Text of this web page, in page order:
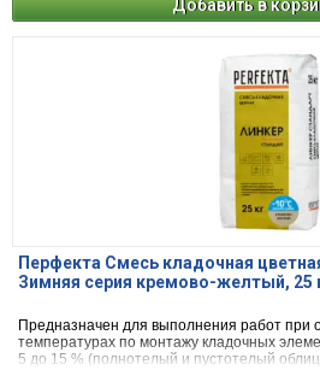
Добавить в
Перфекта Смесь кладочная
Зимняя серия кремово-желтый, 25
Предназначен для выполнения работ при
температурах по монтажу кладочных
5 до 15 % (полнотелый и пустотелый